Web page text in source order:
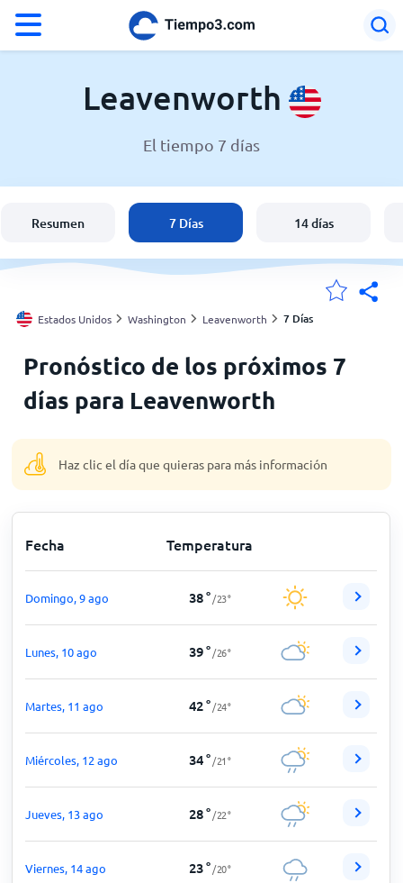
El clima en Leavenworth
España
Argentina
Mis ubicaciones
Leavenworth
El tiempo 7 días
Resumen 7 Días 14 días
Estados Unidos Washington Leavenworth 7 Días
Pronóstico de los próximos 7
días para Leavenworth
Haz clic el día que quieras para más información
Fecha Temperatura
Domingo, 9 ago 38° /23°
Lunes, 10 ago 39° /26°
Martes, 11 ago 42° /24°
Miércoles, 12 ago 34° /21°
Jueves, 13 ago 28° /22°
Viernes, 14 ago 23° /20°